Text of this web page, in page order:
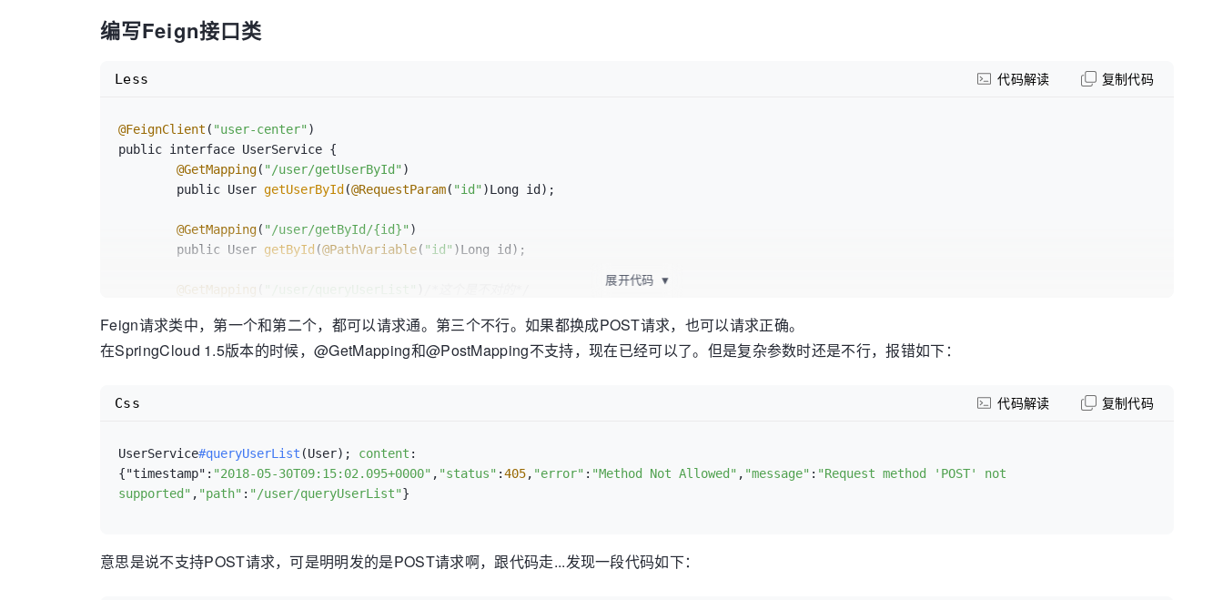
编写Feign接口类
@FeignClient ( "user-center" )
public interface UserService {
@GetMapping( "/user/getUserById" )
	public User
getUserById (@RequestParam( "id" )Long id);
@GetMapping( "/user/getById/{id}" )
	public User
getById (@PathVariable( "id" )Long id);
@GetMapping
}
Less 代码解读 复制代码
展开代码 ▼
Feign请求类中，第一个和第二个，都可以请求通。第三个不行。如果都换成POST请求，也可以请求正确。
在SpringCloud 1.5版本的时候，@GetMapping和@PostMapping不支持，现在已经可以了。但是复杂参数时还是不行，报错如下：
UserService#queryUserList (User); content :
{"timestamp": "2018-05-30T09:15:02.095+0000" , "status" :405, "error" : "Method Not Allowed" , "message" : "Request method 'POST' not
supported" , "path" : "/user/queryUserList"}
Css 代码解读 复制代码
意思是说不支持POST请求，可是明明发的是POST请求啊，跟代码走...发现一段代码如下：